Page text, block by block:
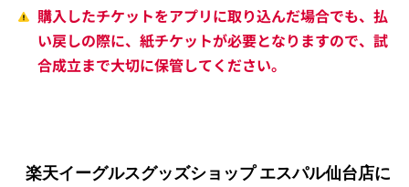
購入したチケットをアプリに取り込んだ場合でも、払
い戻しの際に、紙チケットが必要となりますので、試
合成立まで大切に保管してください。
楽天イーグルスグッズショップ エスパル仙台店に